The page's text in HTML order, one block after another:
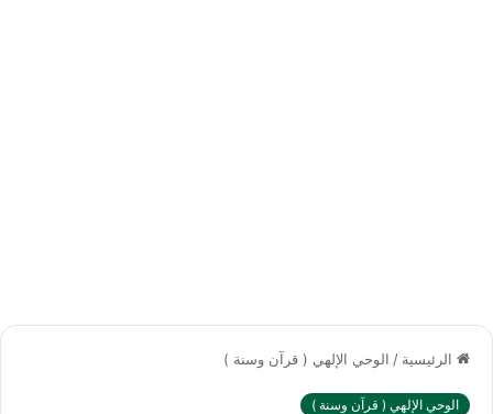
الرئيسية / الوحي الإلهي ( قرآن وسنة )
الوحي الإلهي ( قرآن وسنة )